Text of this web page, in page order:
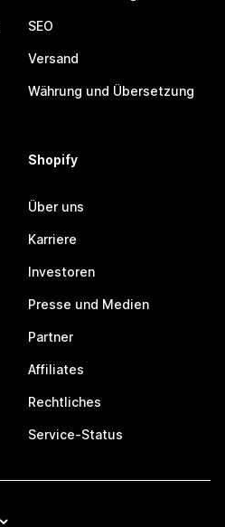
SEO
Versand
Währung und Übersetzung
Shopify
Über uns
Karriere
Investoren
Presse und Medien
Partner
Affiliates
Rechtliches
Service-Status